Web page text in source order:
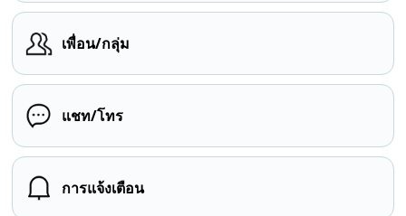
เพื่อน/กลุ่ม
แชท/โทร
การแจ้งเตือน